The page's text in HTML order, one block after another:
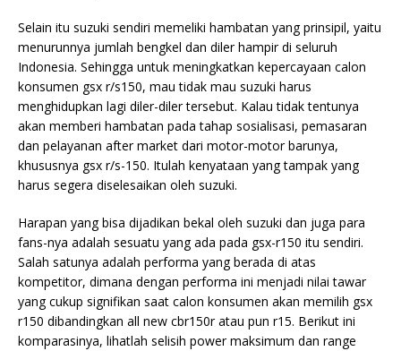
Selain itu suzuki sendiri memeliki hambatan yang prinsipil, yaitu
menurunnya jumlah bengkel dan diler hampir di seluruh
Indonesia. Sehingga untuk meningkatkan kepercayaan calon
konsumen gsx r/s150, mau tidak mau suzuki harus
menghidupkan lagi diler-diler tersebut. Kalau tidak tentunya
akan memberi hambatan pada tahap sosialisasi, pemasaran
dan pelayanan after market dari motor-motor barunya,
khususnya gsx r/s-150. Itulah kenyataan yang tampak yang
harus segera diselesaikan oleh suzuki.
Harapan yang bisa dijadikan bekal oleh suzuki dan juga para
fans-nya adalah sesuatu yang ada pada gsx-r150 itu sendiri.
Salah satunya adalah performa yang berada di atas
kompetitor, dimana dengan performa ini menjadi nilai tawar
yang cukup signifikan saat calon konsumen akan memilih gsx
r150 dibandingkan all new cbr150r atau pun r15. Berikut ini
komparasinya, lihatlah selisih power maksimum dan range